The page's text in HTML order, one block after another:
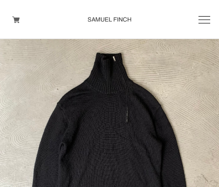
Men's
Maison Martin Margiela
Helmut Lang
Yohji Yamamoto
Other brands